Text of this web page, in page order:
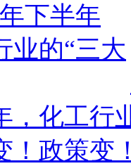
，化工行
！政策变